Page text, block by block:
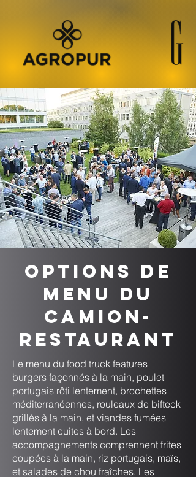
Options de
menu du
camion-
restaurant
Le menu du food truck features
burgers façonnés à la main, poulet
portugais rôti lentement, brochettes
méditerranéennes, rouleaux de bifteck
grillés à la main, et viandes fumées
lentement cuites à bord. Les
accompagnements comprennent frites
coupées à la main, riz portugais, maïs,
et salades de chou fraîches. Les